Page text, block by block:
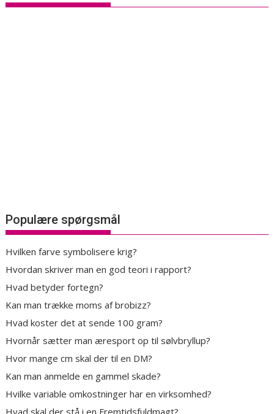
Populære spørgsmål
Hvilken farve symbolisere krig?
Hvordan skriver man en god teori i rapport?
Hvad betyder fortegn?
Kan man trække moms af brobizz?
Hvad koster det at sende 100 gram?
Hvornår sætter man æresport op til sølvbryllup?
Hvor mange cm skal der til en DM?
Kan man anmelde en gammel skade?
Hvilke variable omkostninger har en virksomhed?